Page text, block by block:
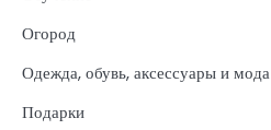
Огород
Одежда, обувь, аксессуары и мода
Подарки